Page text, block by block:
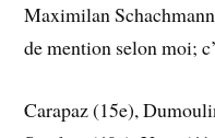
Maximilan
de mention selon moi;
Carapaz (15e),